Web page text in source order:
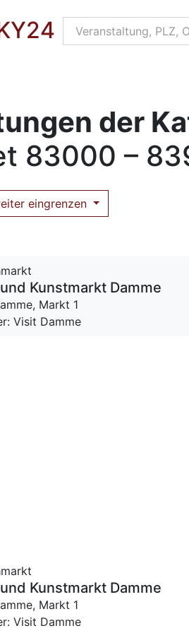
der
83000 –
eingrenzen
Kunstmarkt Damme
Markt 1
Visit Damme
Kunstmarkt Damme
Markt 1
Visit Damme